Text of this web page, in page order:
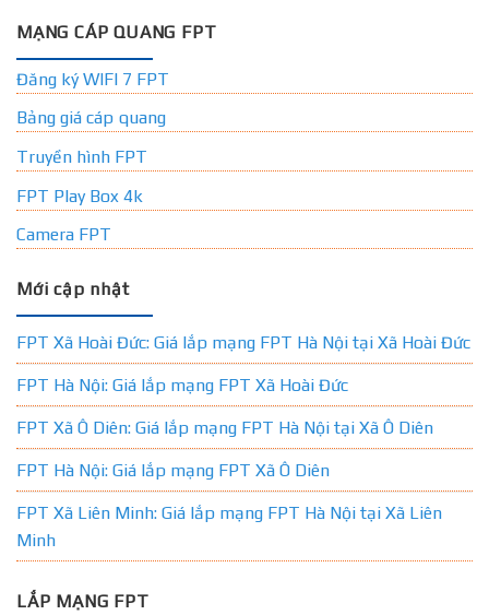
MẠNG CÁP QUANG FPT
Đăng ký WIFI 7 FPT
Bảng giá cáp quang
Truyền hình FPT
FPT Play Box 4k
Camera FPT
Mới cập nhật
FPT Xã Hoài Đức: Giá lắp mạng FPT Hà Nội tại Xã Hoài Đức
FPT Hà Nội: Giá lắp mạng FPT Xã Hoài Đức
FPT Xã Ô Diên: Giá lắp mạng FPT Hà Nội tại Xã Ô Diên
FPT Hà Nội: Giá lắp mạng FPT Xã Ô Diên
FPT Xã Liên Minh: Giá lắp mạng FPT Hà Nội tại Xã Liên
Minh
LẮP MẠNG FPT